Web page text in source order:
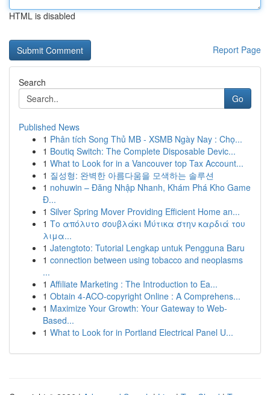
HTML is disabled
Report Page
Search
Go
Published News
1 Phân tích Song Thủ MB - XSMB Ngày Nay : Chọ...
1 Boutiq Switch: The Complete Disposable Devic...
1 What to Look for in a Vancouver top Tax Account...
1 질성형: 완벽한 아름다움을 모색하는 솔루션
1 nohuwin – Đăng Nhập Nhanh, Khám Phá Kho Game
Đ...
1 Silver Spring Mover Providing Efficient Home an...
1 Το απόλυτο σουβλάκι Μύτικα στην καρδιά του
λιμα...
1 Jatengtoto: Tutorial Lengkap untuk Pengguna Baru
1 connection between using tobacco and neoplasms
...
1 Affiliate Marketing : The Introduction to Ea...
1 Obtain 4-ACO-copyright Online : A Comprehens...
1 Maximize Your Growth: Your Gateway to Web-
Based...
1 What to Look for in Portland Electrical Panel U...